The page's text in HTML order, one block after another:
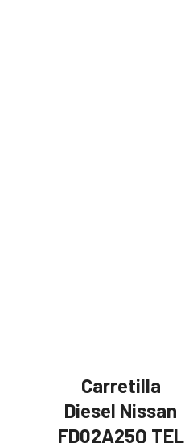
Carretilla
Diesel Nissan
FD02A25Q TEL